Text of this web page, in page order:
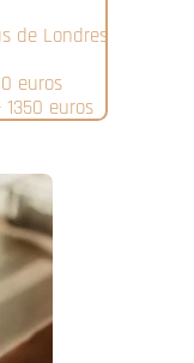
de Londres
euros
euros